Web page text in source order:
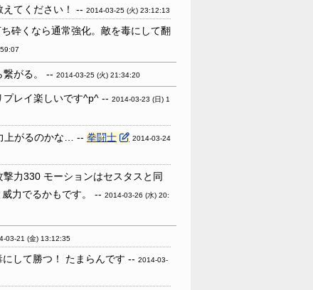
えてください！ -- 2014-03-25 (火) 23:12:13
砕くなら通常強化。敵を毒にして翻
繋がる。 -- 2014-03-25 (火) 21:34:20
レイ楽しいです^p^ -- 2014-03-23 (日) 1
上がるのかな… -- 拳闘士 2014-03-24
力330 モーションはセスタスと同
力でるかもです。 -- 2014-03-26 (水) 20:
03-21 (金) 13:12:35
して勝つ！ たまらんです -- 2014-03-